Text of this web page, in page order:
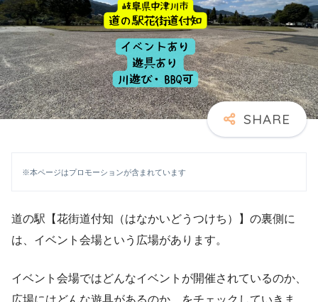
※本ページはプロモーションが含まれています
道の駅【花街道付知（はなかいどうつけち）】の裏側に
は、イベント会場という広場があります。
イベント会場ではどんなイベントが開催されているのか、
広場にはどんな遊具があるのか、をチェックしていきま